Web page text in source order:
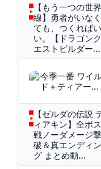
【もう一つの世界
線】勇者がいなく
ても、つくればい
い。【ドラゴンク
エストビルダー...
今季一番 ワイ
ド＋ティアー...
【ゼルダの伝説
ィアキン】全ボス
戦ノーダメージ撃
破＆真エンディン
グ まとめ動...